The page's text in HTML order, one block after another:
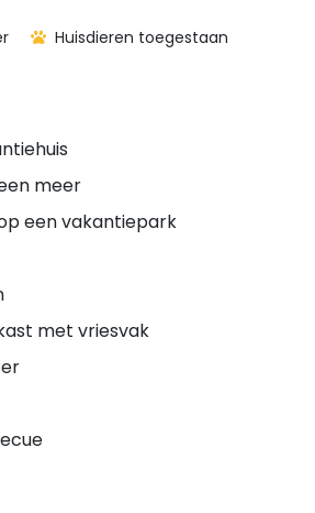
Huisdieren toegestaan
meer
een vakantiepark
met vriesvak